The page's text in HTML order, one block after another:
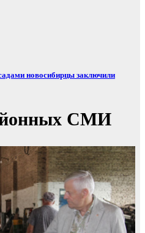
новосибирцы заключили